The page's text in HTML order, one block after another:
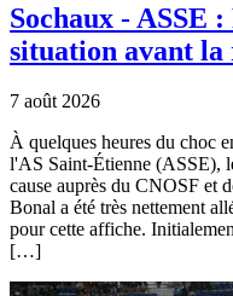
Sochaux - ASSE
situation avant la
7 août 2026
À quelques heures du choc
l'AS Saint-Étienne (ASSE),
cause auprès du CNOSF et
Bonal a été très nettement
pour cette affiche.
[…]